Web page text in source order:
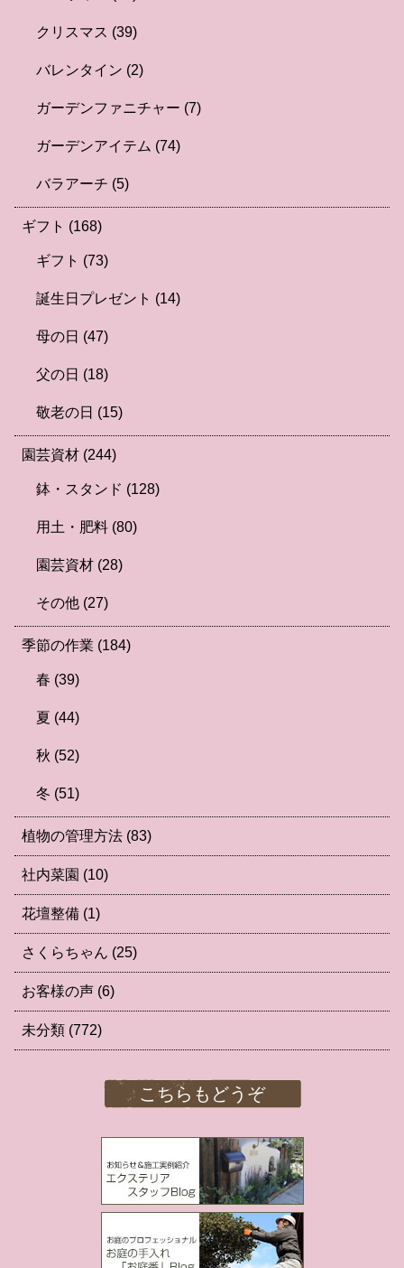
クリスマス (39)
バレンタイン (2)
ガーデンファニチャー (7)
ガーデンアイテム (74)
バラアーチ (5)
ギフト (168)
ギフト (73)
誕生日プレゼント (14)
母の日 (47)
父の日 (18)
敬老の日 (15)
園芸資材 (244)
鉢・スタンド (128)
用土・肥料 (80)
園芸資材 (28)
その他 (27)
季節の作業 (184)
春 (39)
夏 (44)
秋 (52)
冬 (51)
植物の管理方法 (83)
社内菜園 (10)
花壇整備 (1)
さくらちゃん (25)
お客様の声 (6)
未分類 (772)
こちらもどうぞ